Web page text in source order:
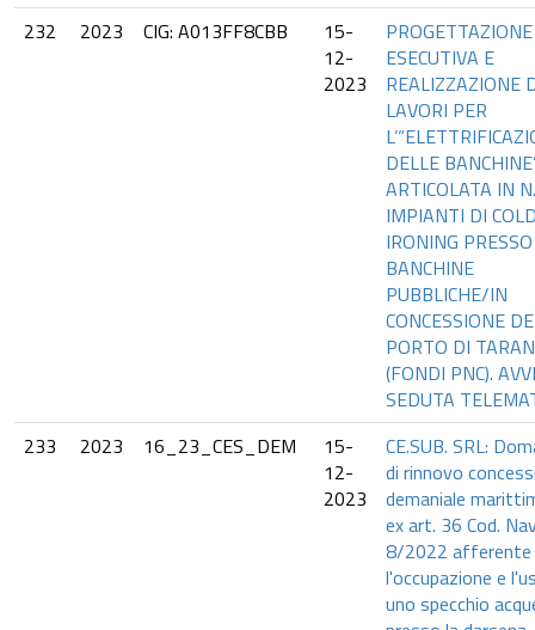
232
2023 CIG: A013FF8CBB
15-
12-
2023
PROGETTAZIONE
ESECUTIVA E
REALIZZAZIONE
LAVORI PER
DELLE
ARTICOLATA IN
IMPIANTI DI
IRONING
BANCHINE
PUBBLICHE/IN
CONCESSIONE
PORTO DI
(FONDI PNC).
SEDUTA
233
2023 16_23_CES_DEM
15-
12-
2023
CE.SUB. SRL:
di rinnovo
demaniale
ex art. 36 Cod.
8/2022 afferente
l'occupazione e
uno specchio